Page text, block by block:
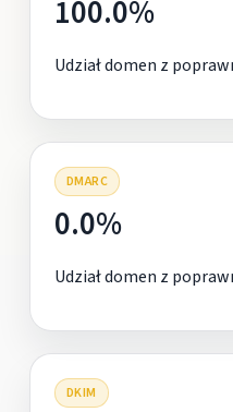
100.0%
Udział domen z
DMARC
0.0%
Udział domen z
DKIM